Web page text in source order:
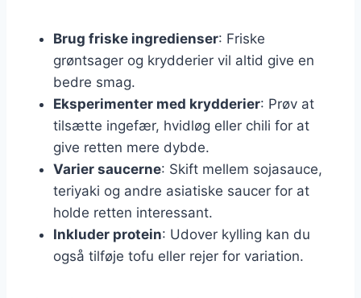
Brug friske ingredienser: Friske
grøntsager og krydderier vil altid give en
bedre smag.
Eksperimenter med krydderier: Prøv at
tilsætte ingefær, hvidløg eller chili for at
give retten mere dybde.
Varier saucerne: Skift mellem sojasauce,
teriyaki og andre asiatiske saucer for at
holde retten interessant.
Inkluder protein: Udover kylling kan du
også tilføje tofu eller rejer for variation.